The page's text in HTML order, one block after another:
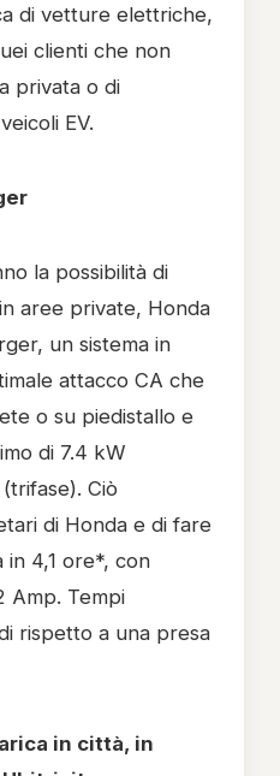
di vetture elettriche,
clienti che non
privata o di
EV.
la possibilità di
aree private, Honda
un sistema in
attacco CA che
o su piedistallo e
di 7.4 kW
Ciò
di Honda e di fare
in 4,1 ore*, con
Amp. Tempi
rispetto a una presa
in città, in